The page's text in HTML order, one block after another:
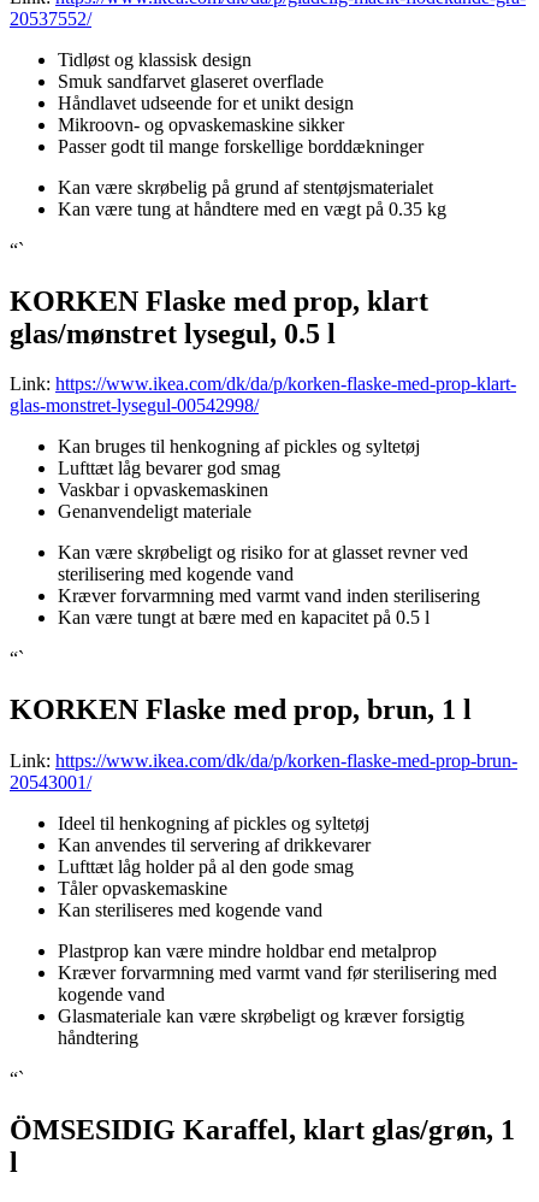
20537552/
Tidløst og klassisk design
Smuk sandfarvet glaseret overflade
Håndlavet udseende for et unikt design
Mikroovn- og opvaskemaskine sikker
Passer godt til mange forskellige borddækninger
Kan være skrøbelig på grund af stentøjsmaterialet
Kan være tung at håndtere med en vægt på 0.35 kg
“`
KORKEN Flaske med prop, klart
glas/mønstret lysegul, 0.5 l
Link: https://www.ikea.com/dk/da/p/korken-flaske-med-prop-klart-
glas-monstret-lysegul-00542998/
Kan bruges til henkogning af pickles og syltetøj
Lufttæt låg bevarer god smag
Vaskbar i opvaskemaskinen
Genanvendeligt materiale
Kan være skrøbeligt og risiko for at glasset revner ved
sterilisering med kogende vand
Kræver forvarmning med varmt vand inden sterilisering
Kan være tungt at bære med en kapacitet på 0.5 l
“`
KORKEN Flaske med prop, brun, 1 l
Link: https://www.ikea.com/dk/da/p/korken-flaske-med-prop-brun-
20543001/
Ideel til henkogning af pickles og syltetøj
Kan anvendes til servering af drikkevarer
Lufttæt låg holder på al den gode smag
Tåler opvaskemaskine
Kan steriliseres med kogende vand
Plastprop kan være mindre holdbar end metalprop
Kræver forvarmning med varmt vand før sterilisering med
kogende vand
Glasmateriale kan være skrøbeligt og kræver forsigtig
håndtering
“`
ÖMSESIDIG Karaffel, klart glas/grøn, 1
l